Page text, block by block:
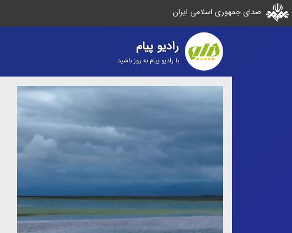
صدای جمهوری اسلامی ایران
رادیو پیام
با رادیو پیام به روز باشید